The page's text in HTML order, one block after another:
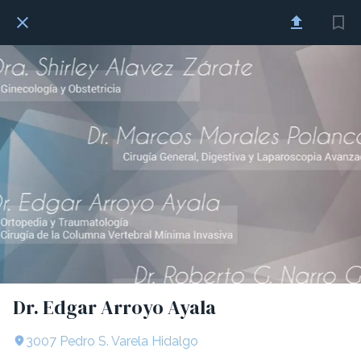
Dr. Edgar Arroyo Ayala
3007 Pedro S. Varela Hidalgo